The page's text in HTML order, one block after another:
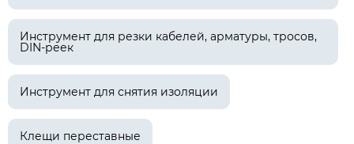
Инструмент для резки кабелей, арматуры, тросов,
DIN-реек
Инструмент для снятия изоляции
Клещи переставные